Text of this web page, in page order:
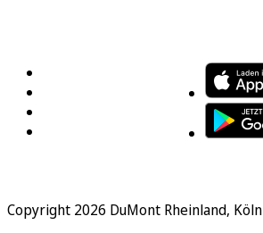
Copyright 2026 DuMont Rheinland, Köln